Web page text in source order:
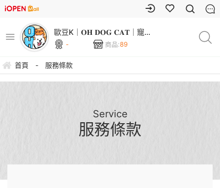
歐豆K｜𝐎𝐇 𝐃𝐎𝐆 𝐂𝐀𝐓｜寵物
用品專賣店
- 商品:89
首頁 - 服務條款
Service
服務條款